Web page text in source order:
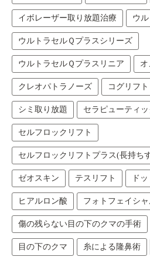
イボレーザー取り放題治療 ウ
ウルトラセルＱプラスシリーズ
ウルトラセルＱプラスリニア
クレオパトラノーズ コグリフト
シミ取り放題 セラピューティ
セルフロックリフト
セルフロックリフトプラス(長持ち
ゼオスキン テスリフト ド
ヒアルロン酸 フォトフェイシ
傷の残らない目の下のクマの手術
目の下のクマ 糸による隆鼻術